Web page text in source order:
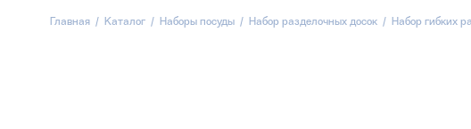
Главная Каталог Наборы посуды Набор разделочных досок Набор гибких